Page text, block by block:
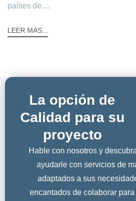
países de....
LEER MÁS...
La opción de
Calidad para su
proyecto
Hable con nosotros y
ayudarle con servicios de
adaptados a sus
encantados de colaborar